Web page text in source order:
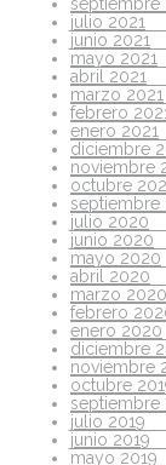
julio 2021
junio 2021
mayo 2021
abril 2021
marzo 2021
febrero
enero 2021
diciembre
noviembre
octubre
septiembre
julio 2020
junio 2020
mayo 2020
abril 2020
marzo 2020
febrero
enero 2020
diciembre
noviembre
octubre
septiembre
julio 2019
junio 2019
mayo 2019